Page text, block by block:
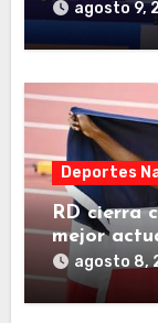
agosto 9,
Deportes
RD cierra
mejor
agosto 8,